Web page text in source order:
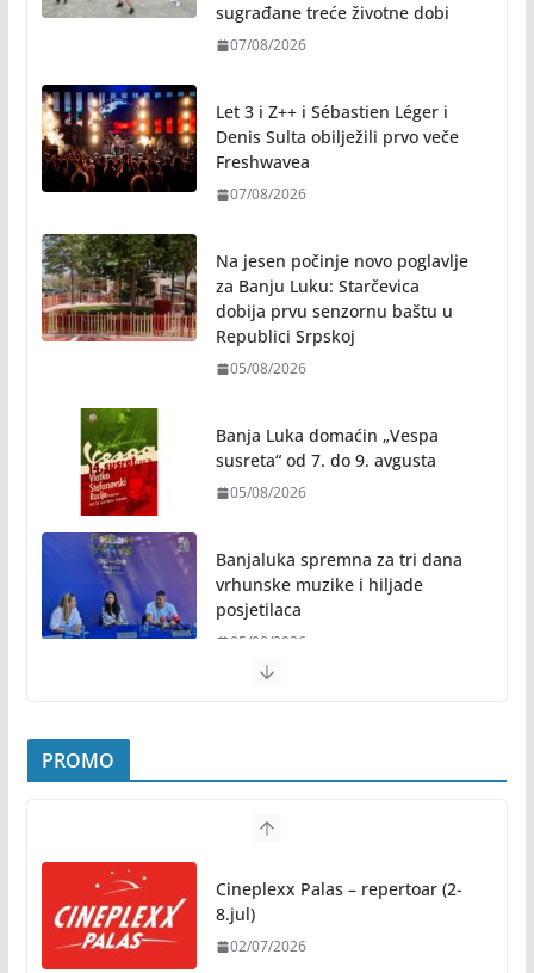
sugrađane treće životne dobi
07/08/2026
Let 3 i Z++ i Sébastien Léger i
Denis Sulta obilježili prvo veče
Freshwavea
07/08/2026
Na jesen počinje novo poglavlje
za Banju Luku: Starčevica
dobija prvu senzornu baštu u
Republici Srpskoj
05/08/2026
Banja Luka domaćin „Vespa
susreta“ od 7. do 9. avgusta
05/08/2026
Banjaluka spremna za tri dana
vrhunske muzike i hiljade
posjetilaca
05/08/2026
akcija darivanja krvi odjeknula širom BiH
04/08/2026
Zašto hiljade ljudi istovremeno osjećaju isto?
Nauka iza festivalske energije
04/08/2026
Besplatni udžbenici za sve
PROMO
Cineplexx Palas – repertoar (2-
8.jul)
02/07/2026